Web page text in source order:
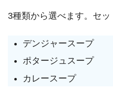
3種類から選べます。セッ
デンジャースープ
ポタージュスープ
カレースープ